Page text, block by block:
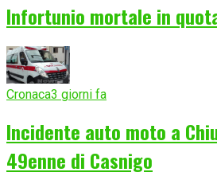
Infortunio mortale in
Cronaca3 giorni fa
Incidente auto moto a
49enne di Casnigo